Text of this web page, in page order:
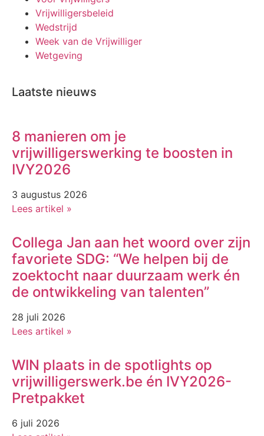
Vrijwilligersbeleid
Wedstrijd
Week van de Vrijwilliger
Wetgeving
Laatste nieuws
8 manieren om je
vrijwilligerswerking te boosten in
IVY2026
3 augustus 2026
Lees artikel »
Collega Jan aan het woord over zijn
favoriete SDG: “We helpen bij de
zoektocht naar duurzaam werk én
de ontwikkeling van talenten”
28 juli 2026
Lees artikel »
WIN plaats in de spotlights op
vrijwilligerswerk.be én IVY2026-
Pretpakket
6 juli 2026